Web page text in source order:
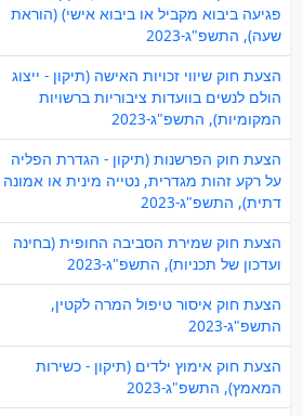
פגיעה ביבוא מקביל או ביבוא אישי) (הוראת
שעה), התשפ"ג-2023
הצעת חוק שיווי זכויות האישה (תיקון - ייצוג
הולם לנשים בוועדות ציבוריות ברשויות
המקומיות), התשפ"ג-2023
הצעת חוק הפרשנות (תיקון - הגדרת הפליה
על רקע זהות מגדרית, נטייה מינית או אמונה
דתית), התשפ"ג-2023
הצעת חוק שמירת הסביבה החופית (בחינה
ועדכון של תכניות), התשפ"ג-2023
הצעת חוק איסור טיפול המרה לקטין,
התשפ"ג-2023
הצעת חוק אימוץ ילדים (תיקון - כשירות
המאמץ), התשפ"ג-2023